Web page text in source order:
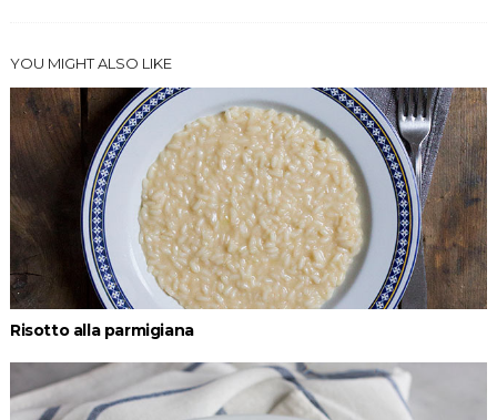
YOU MIGHT ALSO LIKE
Risotto alla parmigiana